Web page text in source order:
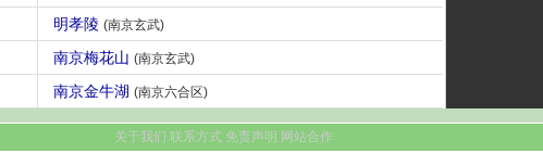
明孝陵 (南京玄武)
南京梅花山 (南京玄武)
南京金牛湖 (南京六合区)
关于我们 联系方式 免责声明 网站合作